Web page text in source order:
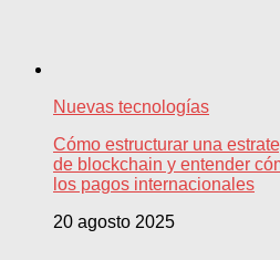
Nuevas tecnologías
Cómo estructurar una
de blockchain y entender
los pagos internacionales
20 agosto 2025